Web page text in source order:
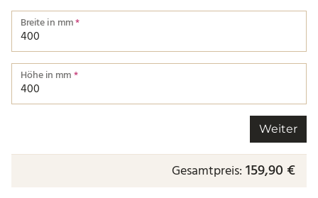
Breite in mm*
Breite von einer Kante bis zur nächsten.
Höhe in mm*
Weiter
Gesamtpreis: 159,90 €